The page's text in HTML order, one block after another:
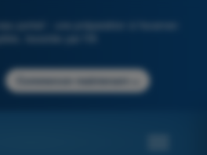
portail : une préparation à l'examen
Commencer maintenant